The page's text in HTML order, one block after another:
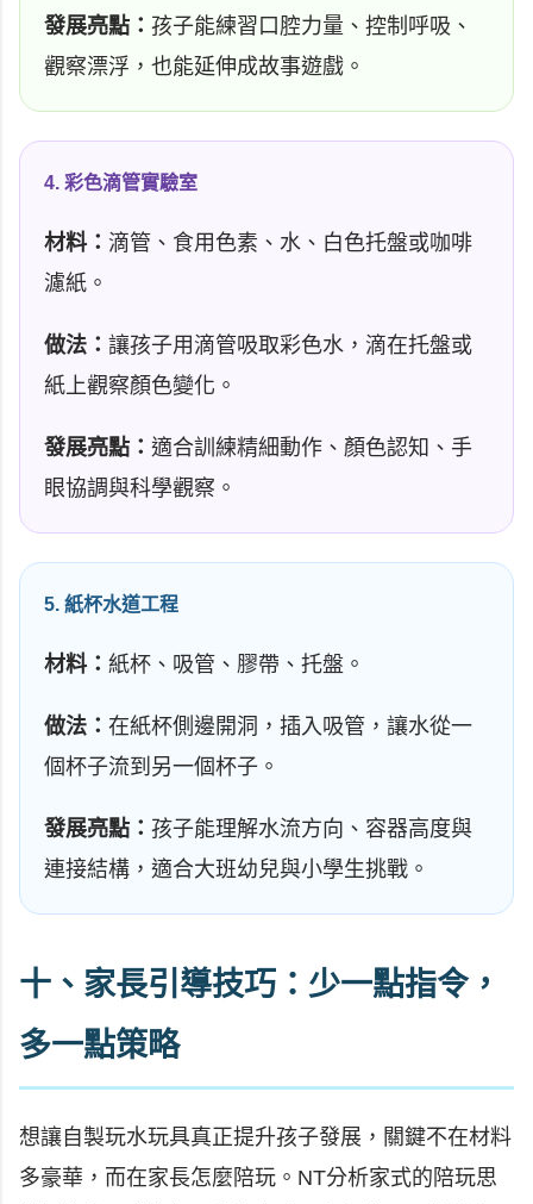
發展亮點： 孩子能練習口腔力量、控制呼吸、
觀察漂浮，也能延伸成故事遊戲。
4. 彩色滴管實驗室
材料： 滴管、食用色素、水、白色托盤或咖啡
濾紙。
做法： 讓孩子用滴管吸取彩色水，滴在托盤或
紙上觀察顏色變化。
發展亮點： 適合訓練精細動作、顏色認知、手
眼協調與科學觀察。
5. 紙杯水道工程
材料： 紙杯、吸管、膠帶、托盤。
做法： 在紙杯側邊開洞，插入吸管，讓水從一
個杯子流到另一個杯子。
發展亮點： 孩子能理解水流方向、容器高度與
連接結構，適合大班幼兒與小學生挑戰。
十、家長引導技巧：少一點指令，
多一點策略
想讓自製玩水玩具真正提升孩子發展，關鍵不在材料
多豪華，而在家長怎麼陪玩。NT分析家式的陪玩思